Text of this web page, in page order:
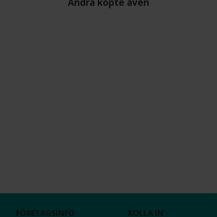
FÖRETAGSINFO KOLLA IN